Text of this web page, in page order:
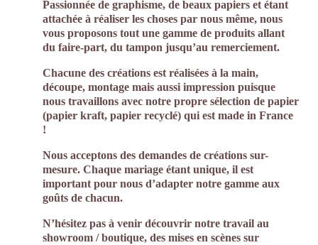
Passionnée de graphisme, de beaux papiers et étant
attachée à réaliser les choses par nous même, nous
vous proposons tout une gamme de produits allant
du faire-part, du tampon jusqu’au remerciement.
Chacune des créations est réalisées à la main,
découpe, montage mais aussi impression puisque
nous travaillons avec notre propre sélection de papier
(papier kraft, papier recyclé) qui est made in France
!
Nous acceptons des demandes de créations sur-
mesure. Chaque mariage étant unique, il est
important pour nous d’adapter notre gamme aux
goûts de chacun.
N’hésitez pas à venir découvrir notre travail au
showroom / boutique, des mises en scènes sur